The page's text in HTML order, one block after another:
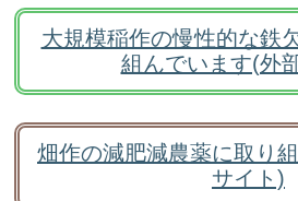
大規模稲作の慢性的な鉄
組んでいます(外
畑作の減肥減農薬に取り
サイト)